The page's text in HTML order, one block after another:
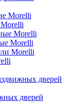
Morelli
Morelli
Morelli
Morelli
дверей
дверей